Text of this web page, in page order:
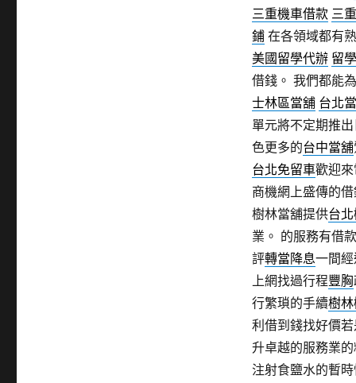
三重機車借款 三
鋪在各領域都有
美國留學代辦 留
借錢。 我們都能
士林區當舖 台北
單元將不定期推
色更多的台中當舖
台北免留車歡迎
商機網上盛傳的
樹林當舖提供台
業。 的服務有借款
評轉當降息一間
上網找過行程豐胸
行繁瑣的手續樹
利借到錢找好價
升卓越的服務業
注射食鹽水的暫